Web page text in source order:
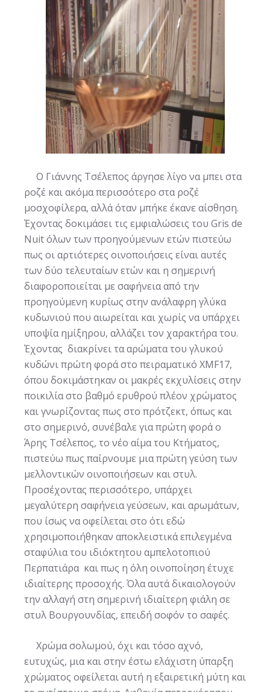
Ο Γιάννης Τσέλεπος άργησε λίγο να μπει στα
ροζέ και ακόμα περισσότερο στα ροζέ
μοσχοφίλερα, αλλά όταν μπήκε έκανε αίσθηση.
Έχοντας δοκιμάσει τις εμφιαλώσεις του Gris de
Nuit όλων των προηγούμενων ετών πιστεύω
πως οι αρτιότερες οινοποιήσεις είναι αυτές
των δύο τελευταίων ετών και η σημερινή
διαφοροποιείται με σαφήνεια από την
προηγούμενη κυρίως στην ανάλαφρη γλύκα
κυδωνιού που αιωρείται και χωρίς να υπάρχει
υποψία ημίξηρου, αλλάζει τον χαρακτήρα του.
Έχοντας διακρίνει τα αρώματα του γλυκού
κυδώνι πρώτη φορά στο πειραματικό XMF17,
όπου δοκιμάστηκαν οι μακρές εκχυλίσεις στην
ποικιλία στο βαθμό ερυθρού πλέον χρώματος
και γνωρίζοντας πως στο πρότζεκτ, όπως και
στο σημερινό, συνέβαλε για πρώτη φορά ο
Άρης Τσέλεπος, το νέο αίμα του Κτήματος,
πιστεύω πως παίρνουμε μια πρώτη γεύση των
μελλοντικών οινοποιήσεων και στυλ.
Προσέχοντας περισσότερο, υπάρχει
μεγαλύτερη σαφήνεια γεύσεων, και αρωμάτων,
που ίσως να οφείλεται στο ότι εδώ
χρησιμοποιήθηκαν αποκλειστικά επιλεγμένα
σταφύλια του ιδιόκτητου αμπελοτοπιού
Περπατιάρα και πως η όλη οινοποίηση έτυχε
ιδιαίτερης προσοχής. Όλα αυτά δικαιολογούν
την αλλαγή στη σημερινή ιδιαίτερη φιάλη σε
στυλ Βουργουνδίας, επειδή σοφόν το σαφές.
Χρώμα σολωμού, όχι και τόσο αχνό,
ευτυχώς, μια και στην έστω ελάχιστη ύπαρξη
χρώματος οφείλεται αυτή η εξαιρετική μύτη και